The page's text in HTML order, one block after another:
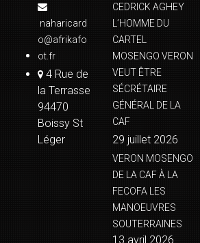
naharicard
o@afrikafo
ot.fr
4 Rue de
la Terrasse
94470
Boissy St
Léger
CEDRICK AGHEY
L’HOMME DU
CARTEL
MOSENGO VERON
VEUT ÊTRE
SÉCRÉTAIRE
GÉNÉRAL DE LA
CAF
29 juillet 2026
VERON MOSENGO
DE LA CAF À LA
FECOFA LES
MANOEUVRES
SOUTERRAINES
13 avril 2026